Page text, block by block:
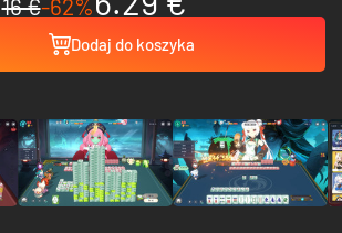
16 €-62%
Dodaj do koszyka